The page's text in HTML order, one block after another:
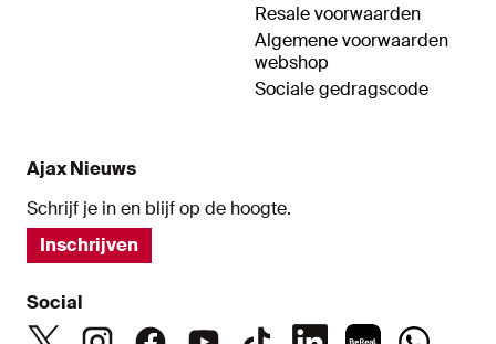
Resale voorwaarden
Algemene voorwaarden
webshop
Sociale gedragscode
Ajax Nieuws
Schrijf je in en blijf op de hoogte.
Inschrijven
Social